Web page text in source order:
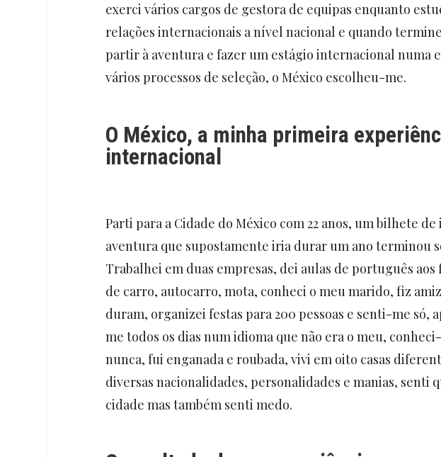
exerci vários cargos de gestora de equipas enquanto
relações internacionais a nível nacional e quando
partir à aventura e fazer um estágio internacional numa
vários processos de seleção, o México escolheu-me.
O México, a minha primeira
internacional
Parti para a Cidade do México com 22 anos, um bilhete de
aventura que supostamente iria durar um ano terminou
Trabalhei em duas empresas, dei aulas de português aos
de carro, autocarro, mota, conheci o meu marido, fiz
duram, organizei festas para 200 pessoas e senti-me só,
me todos os dias num idioma que não era o meu,
nunca, fui enganada e roubada, vivi em oito casas
diversas nacionalidades, personalidades e manias, senti
cidade mas também senti medo.